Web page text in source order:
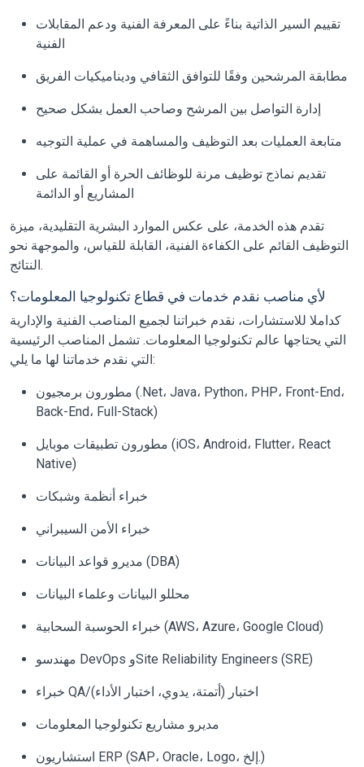
تقييم السير الذاتية بناءً على المعرفة الفنية ودعم المقابلات
الفنية
مطابقة المرشحين وفقًا للتوافق الثقافي وديناميكيات الفريق
إدارة التواصل بين المرشح وصاحب العمل بشكل صحيح
متابعة العمليات بعد التوظيف والمساهمة في عملية التوجيه
تقديم نماذج توظيف مرنة للوظائف الحرة أو القائمة على
المشاريع أو الدائمة
تقدم هذه الخدمة، على عكس الموارد البشرية التقليدية، ميزة
التوظيف القائم على الكفاءة الفنية، القابلة للقياس، والموجهة نحو
النتائج.
لأي مناصب نقدم خدمات في قطاع تكنولوجيا المعلومات؟
كداملا للاستشارات، نقدم خبراتنا لجميع المناصب الفنية والإدارية
التي يحتاجها عالم تكنولوجيا المعلومات. تشمل المناصب الرئيسية
التي نقدم خدماتنا لها ما يلي:
مطورون برمجيون (.Net، Java، Python، PHP، Front-End،
Back-End، Full-Stack)
مطورون تطبيقات موبايل (iOS، Android، Flutter، React
Native)
خبراء أنظمة وشبكات
خبراء الأمن السيبراني
مديرو قواعد البيانات (DBA)
محللو البيانات وعلماء البيانات
خبراء الحوسبة السحابية (AWS، Azure، Google Cloud)
مهندسو DevOps وSite Reliability Engineers (SRE)
خبراء QA/اختبار (أتمتة، يدوي، اختبار الأداء)
مديرو مشاريع تكنولوجيا المعلومات
استشاريون ERP (SAP، Oracle، Logo، إلخ.)